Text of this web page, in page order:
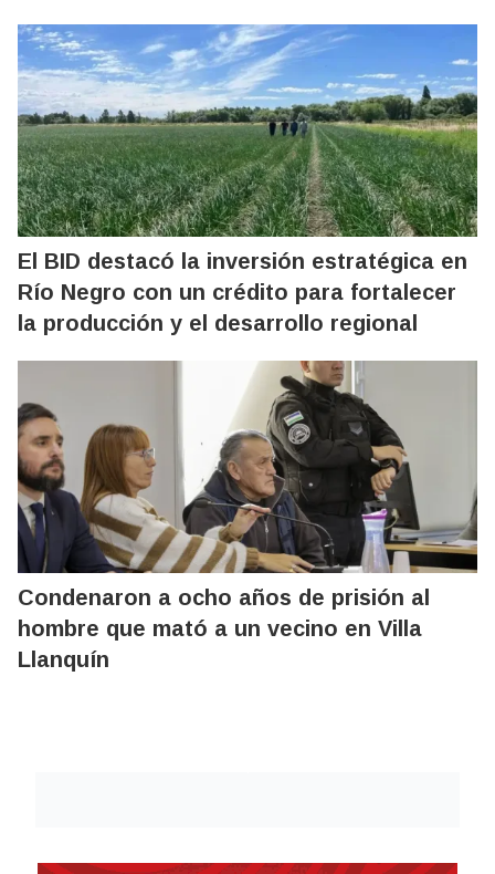
El BID destacó la inversión estratégica en
Río Negro con un crédito para fortalecer
la producción y el desarrollo regional
Condenaron a ocho años de prisión al
hombre que mató a un vecino en Villa
Llanquín